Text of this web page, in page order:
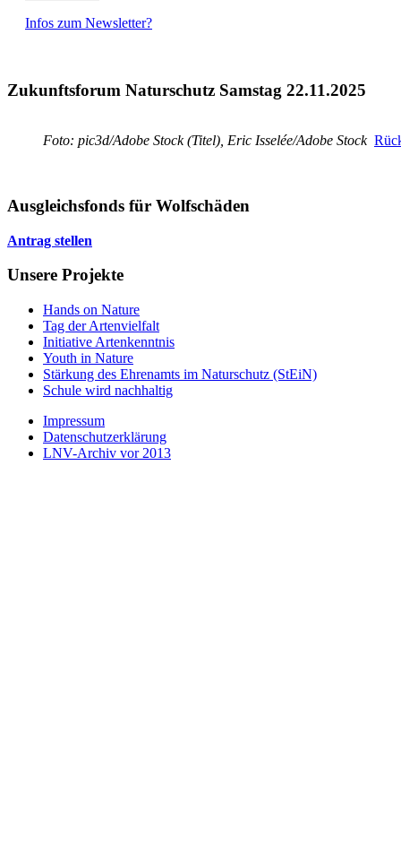
Infos zum Newsletter?
Zukunftsforum Naturschutz Samstag 22.11.2025
Foto: pic3d/Adobe Stock (Titel), Eric Isselée/Adobe Stock
Ausgleichsfonds für Wolfschäden
Antrag stellen
Unsere Projekte
Hands on Nature
Tag der Artenvielfalt
Initiative Artenkenntnis
Youth in Nature
Stärkung des Ehrenamts im Naturschutz (StEiN)
Schule wird nachhaltig
Impressum
Datenschutzerklärung
LNV-Archiv vor 2013